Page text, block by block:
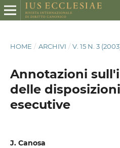
HOME / ARCHIVI / V. 15 N. 3
Annotazioni
delle
esecutive
J. Canosa